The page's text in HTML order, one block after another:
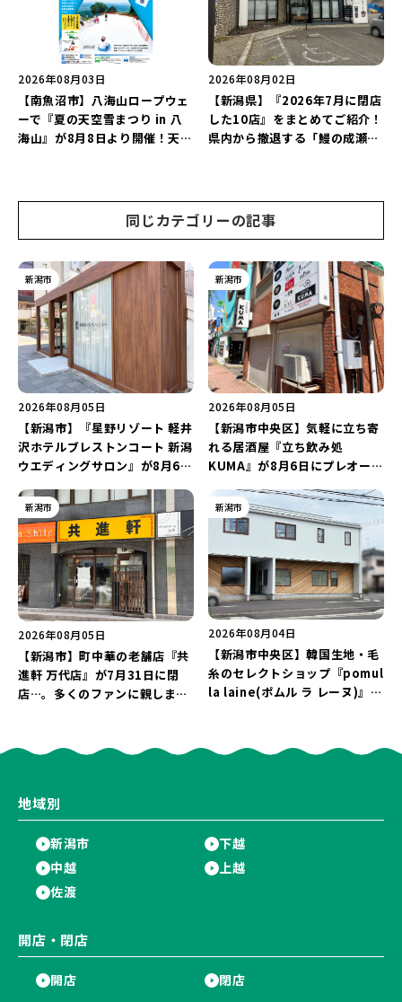
2026年08月03日
【南魚沼市】八海山ロープウェ
ーで『夏の天空雪まつり in 八
海山』が8月8日より開催！天然
2026年08月02日
【新潟県】『2026年7月に閉店
した10店』をまとめてご紹介！
県内から撤退する「鰻の成瀬」
同じカテゴリーの記事
新潟市
2026年08月05日
【新潟市】『星野リゾート 軽井
沢ホテルブレストンコート 新潟
ウエディングサロン』が8月6日
グを万代で相談しよう♪
新潟市
2026年08月05日
【新潟市中央区】気軽に立ち寄
れる居酒屋『立ち飲み処
KUMA』が8月6日にプレオープ
額”になるキャンペーンを開催
♪
新潟市
2026年08月05日
【新潟市】町中華の老舗店『共
進軒 万代店』が7月31日に閉
店…。多くのファンに親しまれ
新潟市
2026年08月04日
【新潟市中央区】韓国生地・毛
糸のセレクトショップ『pomul
la laine(ポムル ラ レーヌ)』が
ゼント♪
地域別
新潟市
下越
中越
上越
佐渡
開店・閉店
開店 閉店